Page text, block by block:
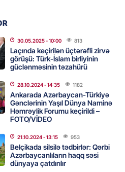
İran millisindən İMTİNA
ölkəni seçdilər
sabah 39 dərəcə isti
- 14:30
30.05.2025- 10:00 813
Laçında keçirilən üçtərəfli zirvə
görüşü: Türk-İslam birliyinin
güclənməsinin təzahürü
28.10.2024- 14:35 1182
Ankarada Azərbaycan-Türkiyə
Gənclərinin Yaşıl Dünya Naminə
Həmrəylik Forumu keçirildi –
FOTO/VİDEO
21.10.2024- 13:15 953
Belçikada silsilə tədbirlər: Qərbi
Azərbaycanlıların haqq səsi
dünyaya çatdırılır